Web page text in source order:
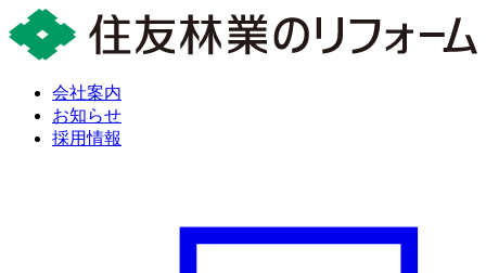
会社案内
お知らせ
採用情報